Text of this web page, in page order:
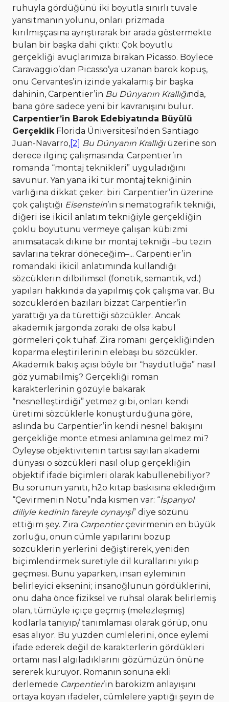
ruhuyla gördüğünü iki boyutla sınırlı tuvale
yansıtmanın yolunu, onları prizmada
kırılmışçasına ayrıştırarak bir arada göstermekte
bulan bir başka dahi çıktı: Çok boyutlu
gerçekliği avuçlarımıza bırakan Picasso. Böylece
Caravaggio’dan Picasso’ya uzanan barok kopuş,
onu Cervantes’in izinde yakalamış bir başka
dahinin, Carpentier’in Bu Dünyanın Krallığında,
bana göre sadece yeni bir kavranışını bulur.
Carpentier’in Barok Edebiyatında Büyülü
GerçeklikFlorida Üniversitesi’nden Santiago
Juan-Navarro,[2] Bu Dünyanın Krallığı üzerine son
derece ilginç çalışmasında; Carpentier’in
romanda “montaj teknikleri” uyguladığını
savunur. Yan yana iki tür montaj tekniğinin
varlığına dikkat çeker: biri Carpentier’in üzerine
çok çalıştığı Eisenstein’ın sinematografik tekniği,
diğeri ise ikicil anlatım tekniğiyle gerçekliğin
çoklu boyutunu vermeye çalışan kübizmi
anımsatacak dikine bir montaj tekniği –bu tezin
savlarına tekrar döneceğim–... Carpentier’in
romandaki ikicil anlatımında kullandığı
sözcüklerin dilbilimsel (fonetik, semantik, vd.)
yapıları hakkında da yapılmış çok çalışma var. Bu
sözcüklerden bazıları bizzat Carpentier’in
yarattığı ya da türettiği sözcükler. Ancak
akademik jargonda zoraki de olsa kabul
görmeleri çok tuhaf. Zira romanı gerçekliğinden
koparma eleştirilerinin elebaşı bu sözcükler.
Akademik bakış açısı böyle bir “haydutluğa” nasıl
göz yumabilmiş? Gerçekliği roman
karakterlerinin gözüyle bakarak
“nesnelleştirdiği” yetmez gibi, onları kendi
üretimi sözcüklerle konuşturduğuna göre,
aslında bu Carpentier’in kendi nesnel bakışını
gerçekliğe monte etmesi anlamına gelmez mi?
Öyleyse objektivitenin tartısı sayılan akademi
dünyası o sözcükleri nasıl olup gerçekliğin
objektif ifade biçimleri olarak kabullenebiliyor?
Bu sorunun yanıtı, h2o kitap baskısına eklediğim
“Çevirmenin Notu”nda kısmen var: “İspanyol
diliyle kedinin fareyle oynayışı” diye sözünü
ettiğim şey. Zira Carpentierçevirmenin en büyük
zorluğu, onun cümle yapılarını bozup
sözcüklerin yerlerini değiştirerek, yeniden
biçimlendirmek suretiyle dil kurallarını yıkıp
geçmesi. Bunu yaparken, insan eyleminin
belirleyici eksenini; insanoğlunun gördüklerini,
onu daha önce fiziksel ve ruhsal olarak belirlemiş
olan, tümüyle içiçe geçmiş (melezleşmiş)
kodlarla tanıyıp/ tanımlaması olarak görüp, onu
esas alıyor. Bu yüzden cümlelerini, önce eylemi
ifade ederek değil de karakterlerin gördükleri
ortamı nasıl algıladıklarını gözümüzün önüne
sererek kuruyor. Romanın sonuna ekli
derlemede Carpentier’in barokizm anlayışını
ortaya koyan ifadeler, cümlelere yaptığı şeyin de